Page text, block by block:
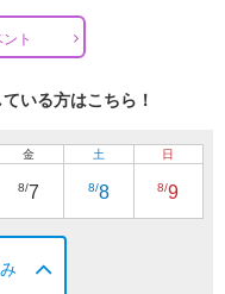
ト
いる方はこちら！
金
8/7
土
8/8
日
8/9